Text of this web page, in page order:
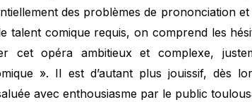
des problèmes de prononciation
talent comique requis, on comprend les
cet opéra ambitieux et complexe,
». Il est d’autant plus jouissif, dès
avec enthousiasme par le public